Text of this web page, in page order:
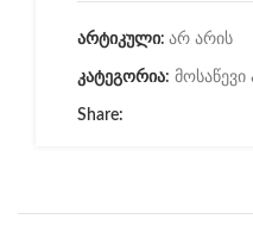
არტიკული: არ არის
კატეგორია: მოსაწევი
Share: